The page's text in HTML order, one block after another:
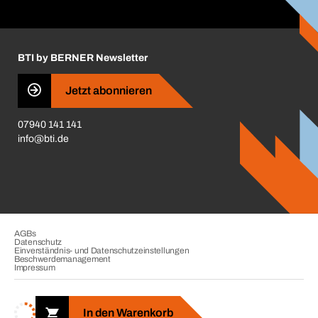
In den Warenkorb
Insektenschutzplaner
Haftungsausschluss
Qualitätsmanagement
Zertifikate
CVV-Liste
BTI by BERNER Newsletter
Jetzt abonnieren
07940 141 141
info@bti.de
Copyright © 2026. BTI Befestigungstechnik GmbH & Co. KG. Alle
Rechte vorbehalten. Verkauf nur an Unternehmer, Gewerbetreibende,
AGBs
Datenschutz
Einverständnis- und Datenschutzeinstellungen
Beschwerdemanagement
Impressum